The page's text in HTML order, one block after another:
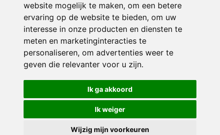
website mogelijk te maken, om een betere
ervaring op de website te bieden, om uw
interesse in onze producten en diensten te
meten en marketinginteracties te
personaliseren, om advertenties weer te
geven die relevanter voor u zijn.
Ik ga akkoord
Ik weiger
Wijzig mijn voorkeuren
© 2026 De Vlinder | Alle rechten voorbehouden
Privacy policy|Disclaimer| Klachtenregeling|RSIN en Anbi
voorkeuren
Crealisatie The MindOffice